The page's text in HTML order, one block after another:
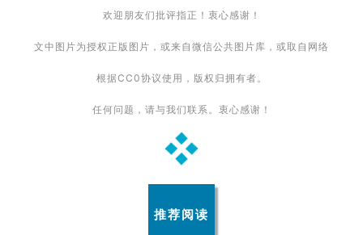
欢迎朋友们批评指正！衷心感谢！
文中图片为授权正版图片，或来自微信公共图片库，或取自网络
根据CC0协议使用，版权归拥有者。
任何问题，请与我们联系。衷心感谢！
推荐阅读